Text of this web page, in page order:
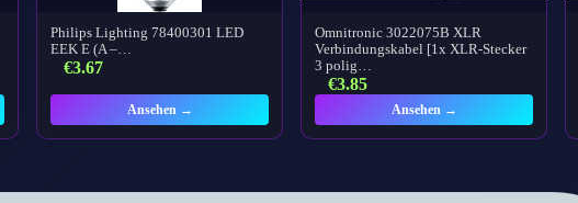
Philips Lighting 78400301 LED
EEK E (A –…
€3.67
Ansehen →
Omnitronic 3022075B XLR
Verbindungskabel [1x XLR-Stecker
3 polig…
€3.85
Ansehen →